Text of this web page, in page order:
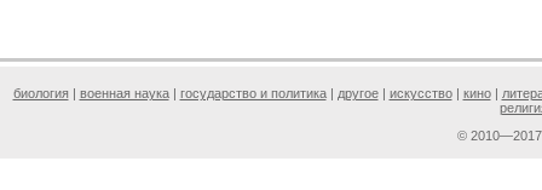
биология| военная наука| государство и политика| другое| искусство| кино|
©